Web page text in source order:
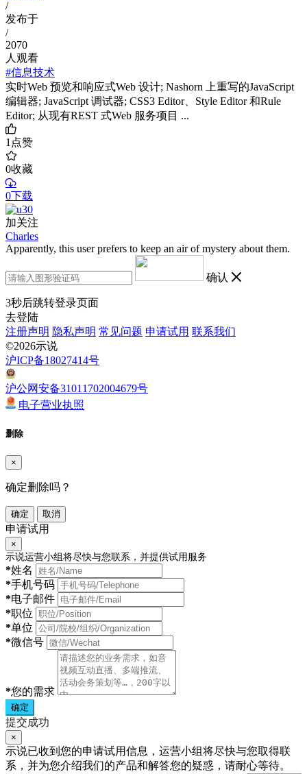
/
发布于
/
2070
人观看
#信息技术
实时Web 预览和响应式Web 设计; Nashorn 上重写的JavaScript
编辑器; JavaScript 调试器; CSS3 Editor、Style Editor 和Rule
Editor; 从现有REST 式Web 服务项目 ...
1点赞
0收藏
0下载
加关注
Charles
Apparently, this user prefers to keep an air of mystery about them.
确认
3秒后跳转登录页面
去登陆
注册声明 隐私声明 常见问题 申请试用 联系我们
©2026示说
沪ICP备18027414号
沪公网安备31011702004679号
电子营业执照
删除
×
确定删除吗？
确定 取消
申请试用
×
示说运营小组将尽快与您联系，并提供试用服务
*姓名
*手机号码
*电子邮件
*职位
*单位
*微信号
*您的需求
确定
提交成功
×
示说已收到您的申请试用信息，运营小组将尽快与您取得联
系，并为您介绍我们的产品和解答您的疑惑，请耐心等待。